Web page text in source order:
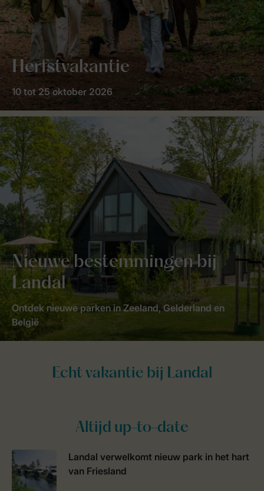
Herfstvakantie
10 tot 25 oktober 2026
Nieuwe bestemmingen bij
Landal
Ontdek nieuwe parken in Zeeland, Gelderland en
België
Altijd up-to-date
Landal verwelkomt nieuw park in het hart
van Friesland